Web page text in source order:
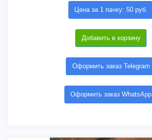
Цена за 1 пачку: 50 руб.
Добавить в корзину
Оформить заказ Telegram
Оформить заказ WhatsApp